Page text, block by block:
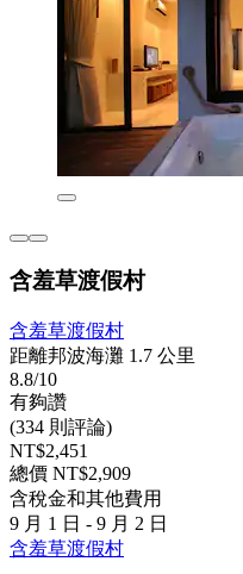
含羞草渡假村
含羞草渡假村
距離邦波海灘 1.7 公里
8.8/10
有夠讚
(334 則評論)
NT$2,451
總價 NT$2,909
含稅金和其他費用
9 月 1 日 - 9 月 2 日
含羞草渡假村